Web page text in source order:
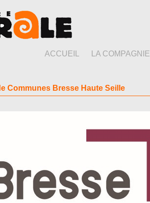
ACCUEIL LA COMPAGNIE
Communes Bresse Haute Seille